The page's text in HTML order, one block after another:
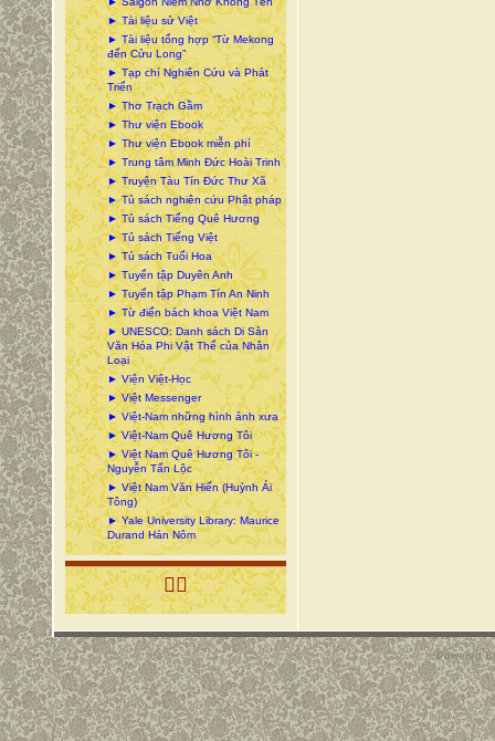
► Tài liệu sử Việt
► Tài liệu tổng hợp “Từ Mekong
đến Cửu Long”
► Tạp chí Nghiên Cứu và Phát
Triển
► Thơ Trạch Gầm
► Thư viện Ebook
► Thư viện Ebook miễn phí
► Trung tâm Minh Đức Hoài Trinh
► Truyện Tàu Tín Đức Thư Xã
► Tủ sách nghiên cứu Phật pháp
► Tủ sách Tiếng Quê Hương
► Tủ sách Tiếng Việt
► Tủ sách Tuổi Hoa
► Tuyển tập Duyên Anh
► Tuyển tập Phạm Tín An Ninh
► Từ điển bách khoa Việt Nam
► UNESCO: Danh sách Di Sản
Văn Hóa Phi Vật Thể của Nhân
Loại
► Viện Việt-Học
► Việt Messenger
► Việt-Nam những hình ảnh xưa
► Việt-Nam Quê Hương Tôi
► Việt Nam Quê Hương Tôi -
Nguyễn Tấn Lộc
► Việt Nam Văn Hiến (Huỳnh Ái
Tông)
► Yale University Library: Maurice
Durand Hán Nôm

Powered